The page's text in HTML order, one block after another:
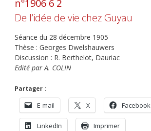
n°1906 6 2
De l’idée de vie chez Guyau
Séance du 28 décembre 1905
Thèse : Georges Dwelshauwers
Discussion : R. Berthelot, Dauriac
Edité par A. COLIN
Partager :
E-mail X Facebook
LinkedIn Imprimer